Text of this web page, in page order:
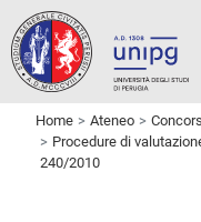
Home Ateneo
Procedure di
240/2010